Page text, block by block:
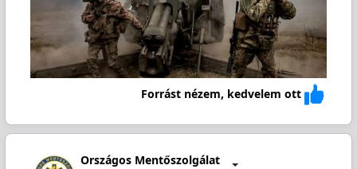
Forrást nézem, kedvelem ott
Országos Mentőszolgálat